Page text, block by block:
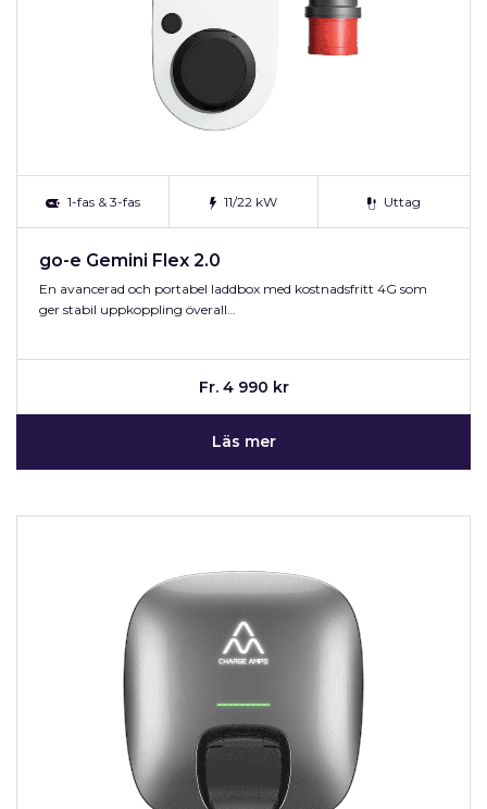
1-fas & 3-fas 11/22 kW Uttag
go-e Gemini Flex 2.0
En avancerad och portabel laddbox med kostnadsfritt 4G som
ger stabil uppkoppling överall…
Fr. 4 990 kr
Läs mer